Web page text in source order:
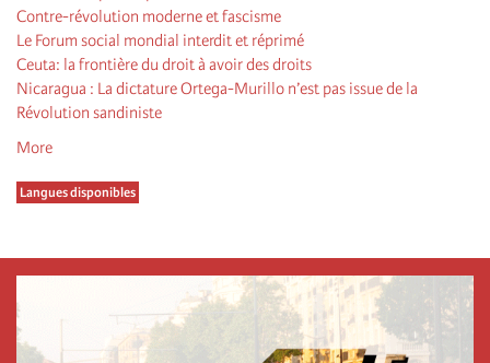
Contre-révolution moderne et fascisme
Le Forum social mondial interdit et réprimé
Ceuta: la frontière du droit à avoir des droits
Nicaragua : La dictature Ortega-Murillo n’est pas issue de la
Révolution sandiniste
More
Langues disponibles